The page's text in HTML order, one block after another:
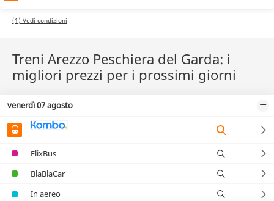
(1) Vedi condizioni
Treni Arezzo Peschiera del Garda: i
migliori prezzi per i prossimi giorni
venerdì 07 agosto
FlixBus
BlaBlaCar
In aereo